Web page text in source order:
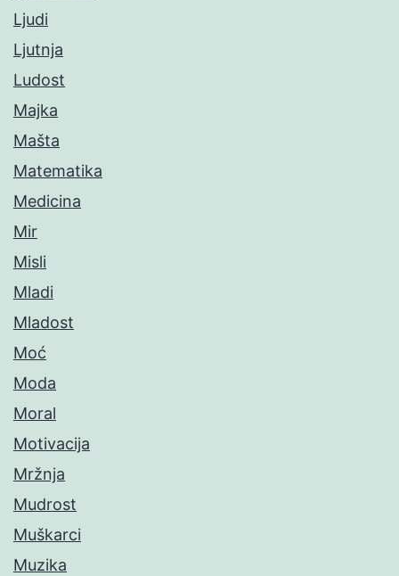
Ljudi
Ljutnja
Ludost
Majka
Mašta
Matematika
Medicina
Mir
Misli
Mladi
Mladost
Moć
Moda
Moral
Motivacija
Mržnja
Mudrost
Muškarci
Muzika